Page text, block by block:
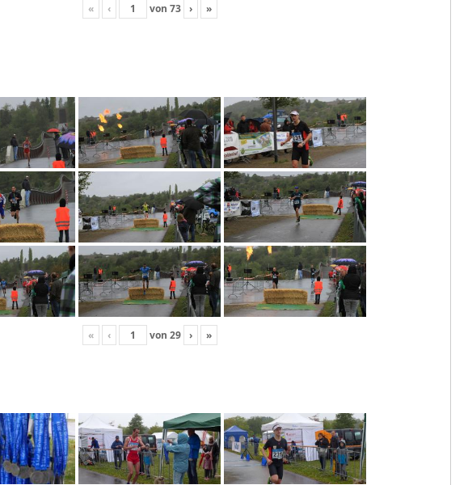
« ‹ von 73 › »
« ‹ von 29 › »